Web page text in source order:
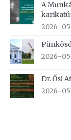
A
2026-
2026-
Dr. Ősi
2026-